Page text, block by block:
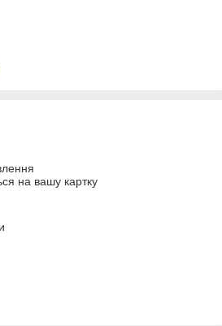
на вашу картку